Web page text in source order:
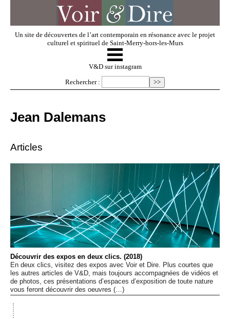
Un site de découvertes de l’art contemporain en résonance avec le projet
culturel et spirituel de Saint-Merry-hors-les-Murs
V & D
Regarder
Dossiers
Événements
Sacré
☰
V&D sur instagram
Rechercher :
Jean Dalemans
Articles
Découvrir des expos en deux clics. (2018)
En deux clics, visitez des expos avec Voir et Dire. Plus courtes que
les autres articles de V&D, mais toujours accompagnées de vidéos et
de photos, ces présentations d’espaces d’exposition de toute nature
vous feront découvrir des oeuvres (…)